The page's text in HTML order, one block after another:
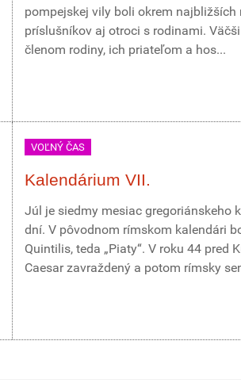
pompejskej vily boli okrem najbližších
príslušníkov aj otroci s rodinami.
členom rodiny, ich priateľom a hos...
VOĽNÝ ČAS
Kalendárium VII.
Júl je siedmy mesiac gregoriánskeho
dní. V pôvodnom rímskom kalendári
Quintilis, teda „Piaty“. V roku 44 pred
Caesar zavraždený a potom rímsky